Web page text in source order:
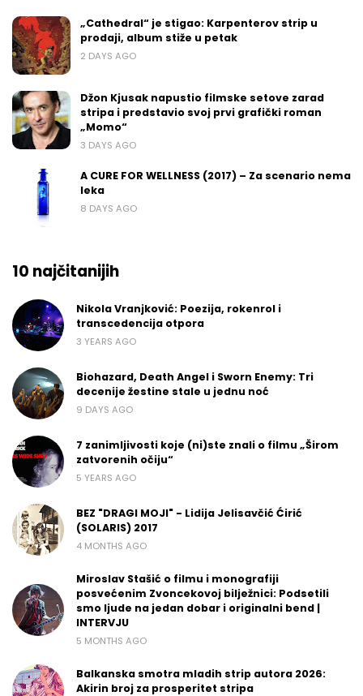
„Cathedral“ je stigao: Karpenterov strip u
prodaji, album stiže u petak
2 DAYS AGO
Džon Kjusak napustio filmske setove zarad
stripa i predstavio svoj prvi grafički roman
„Momo“
3 DAYS AGO
A CURE FOR WELLNESS (2017) – Za scenario nema
leka
8 DAYS AGO
10 najčitanijih
Nikola Vranjković: Poezija, rokenrol i
transcedencija otpora
3 YEARS AGO
Biohazard, Death Angel i Sworn Enemy: Tri
decenije žestine stale u jednu noć
9 DAYS AGO
7 zanimljivosti koje (ni)ste znali o filmu „Širom
zatvorenih očiju“
5 YEARS AGO
BEZ "DRAGI MOJI" - Lidija Jelisavčić Ćirić
(SOLARIS) 2017
4 MONTHS AGO
Miroslav Stašić o filmu i monografiji
posvećenim Zvoncekovoj bilježnici: Podsetili
smo ljude na jedan dobar i originalni bend |
INTERVJU
5 MONTHS AGO
Balkanska smotra mladih strip autora 2026:
Akirin broj za prosperitet stripa